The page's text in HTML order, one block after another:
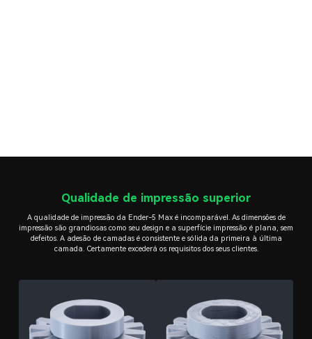
Qualidade de impressão superior
A qualidade de impressão da Ender-5 Max é incomparável. As dimensões de
impressão são grandiosas como seu design e a superfície impressão é plana, sem
defeitos. A adesão de camadas é consistente e sólida da primeira à última
camada. Certamente excederá os requisitos dos seus clientes.